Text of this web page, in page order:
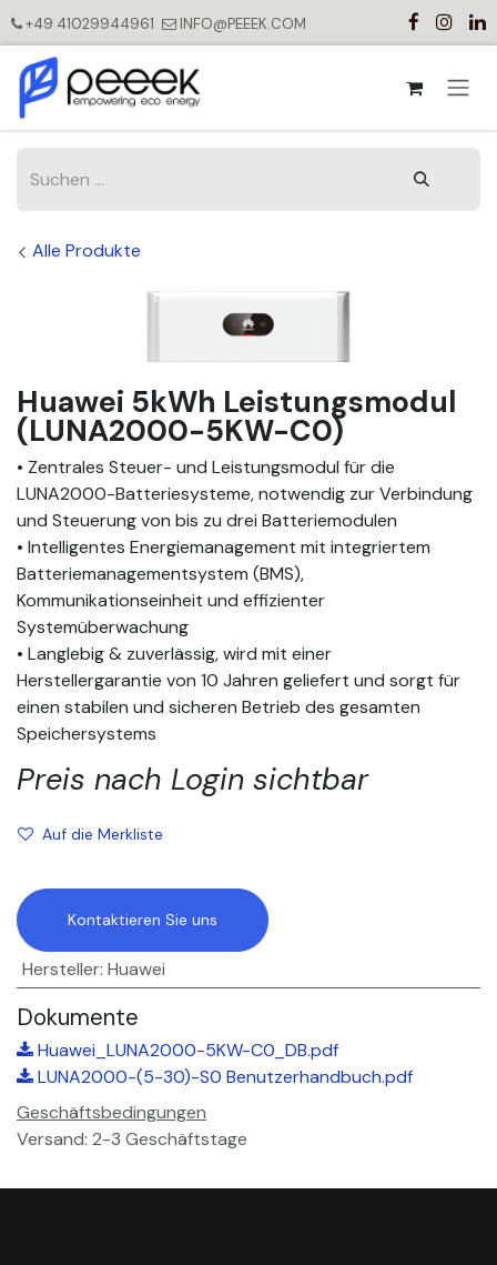
+49 41029944961 INFO@PEEEK.COM
Alle Produkte
Huawei 5kWh Leistungsmodul
(LUNA2000-5KW-C0)
• Zentrales Steuer- und Leistungsmodul für die
LUNA2000-Batteriesysteme, notwendig zur Verbindung
und Steuerung von bis zu drei Batteriemodulen
• Intelligentes Energiemanagement mit integriertem
Batteriemanagementsystem (BMS),
Kommunikationseinheit und effizienter
Systemüberwachung
• Langlebig & zuverlässig, wird mit einer
Herstellergarantie von 10 Jahren geliefert und sorgt für
einen stabilen und sicheren Betrieb des gesamten
Speichersystems
Preis nach Login sichtbar
Auf die Merkliste
Kontaktieren Sie uns
Hersteller: Huawei
Dokumente
Huawei_LUNA2000-5KW-C0_DB.pdf
LUNA2000-(5-30)-S0 Benutzerhandbuch.pdf
Geschäftsbedingungen
Versand: 2-3 Geschäftstage